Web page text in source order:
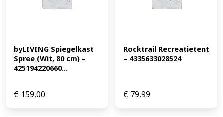
byLIVING Spiegelkast
Spree (Wit, 80 cm) –
425194220660...
€ 159,00
Rocktrail Recreatietent
– 4335633028524
€ 79,99